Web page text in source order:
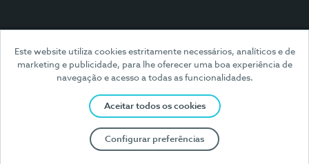
Este website utiliza cookies estritamente necessários, analíticos e de
marketing e publicidade, para lhe oferecer uma boa experiência de
navegação e acesso a todas as funcionalidades.
Aceitar todos os cookies
Configurar preferências